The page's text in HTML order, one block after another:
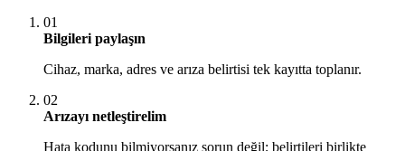
01
Bilgileri paylaşın
Cihaz, marka, adres ve arıza belirtisi tek kayıtta toplanır.
02
Arızayı netleştirelim
Hata kodunu bilmiyorsanız sorun değil; belirtileri birlikte